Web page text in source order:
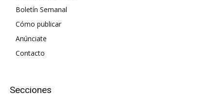
Boletín Semanal
Cómo publicar
Anúnciate
Contacto
Secciones